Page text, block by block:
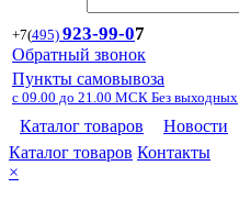
+7(495) 923-99-07
Обратный звонок
Пункты самовывоза
с 09.00 до 21.00 МСК Без выходных
Каталог товаров Новости
Каталог товаров Контакты
×